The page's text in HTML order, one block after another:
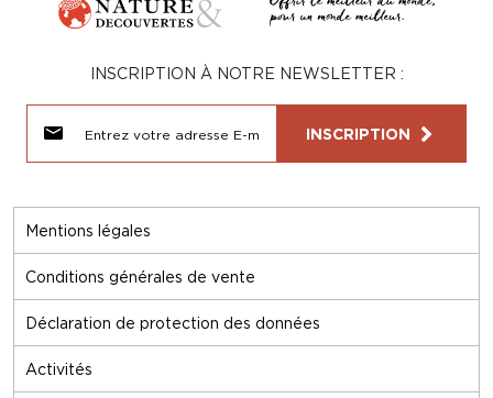
Mentions légales
Conditions générales de vente
Déclaration de protection des données
Activités
INSCRIPTION À NOTRE NEWSLETTER :
INSCRIPTION